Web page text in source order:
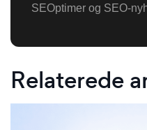
SEOptimer og SEO-
Relaterede